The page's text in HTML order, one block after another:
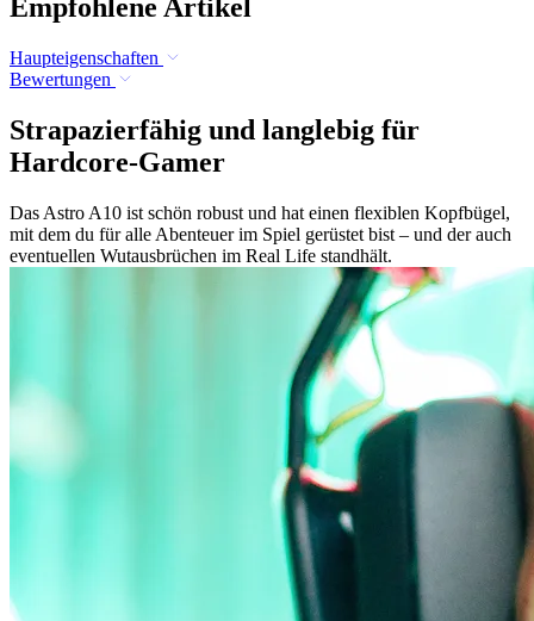
Empfohlene Artikel
Haupteigenschaften
Bewertungen
Strapazierfähig und langlebig für
Hardcore-Gamer
Das Astro A10 ist schön robust und hat einen flexiblen Kopfbügel,
mit dem du für alle Abenteuer im Spiel gerüstet bist – und der auch
eventuellen Wutausbrüchen im Real Life standhält.